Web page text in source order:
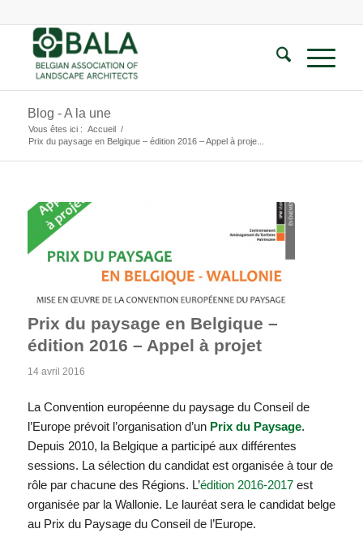
Blog - A la une
Vous êtes ici : Accueil /
Prix du paysage en Belgique – édition 2016 – Appel à proje...
Prix du paysage en Belgique –
édition 2016 – Appel à projet
14 avril 2016
La Convention européenne du paysage du Conseil de
l’Europe prévoit l’organisation d’un Prix du Paysage.
Depuis 2010, la Belgique a participé aux différentes
sessions. La sélection du candidat est organisée à tour de
rôle par chacune des Régions. L’édition 2016-2017est
organisée par la Wallonie. Le lauréat sera le candidat belge
au Prix du Paysage du Conseil de l’Europe.